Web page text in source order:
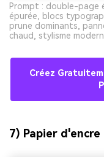
Prompt : double-page
épurée, blocs
prune dominants,
chaud, stylisme
Créez
7) Papier